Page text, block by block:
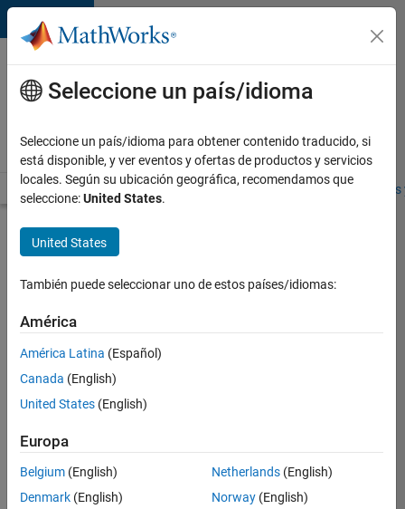
Saltar al contenido
Ofertas
de
empleo
MathWorks
Visión general Búsqueda de empleo Oficinas locales
Enviar
solicitud
Information
Security
Manager-
IAM
sesión
su
cuenta
Seleccione un país/idioma
Seleccione un país/idioma para obtener contenido traducido, si
está disponible, y ver eventos y ofertas de productos y servicios
locales. Según su ubicación geográfica, recomendamos que
seleccione:United States.
United States
También puede seleccionar uno de estos países/idiomas:
América
América Latina (Español)
Canada (English)
United States (English)
Europa
Belgium (English)
Denmark (English)
Netherlands(English)
Norway(English)